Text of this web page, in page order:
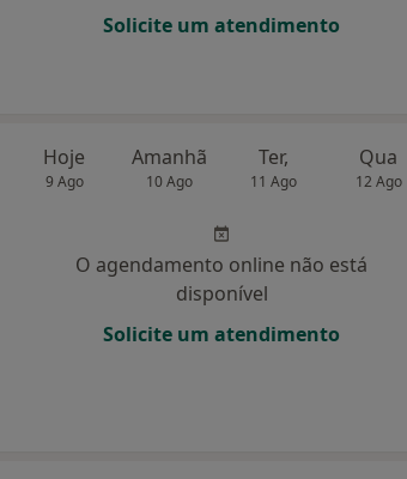
Solicite um atendimento
Hoje
9 Ago
Amanhã
10 Ago
Ter,
11 Ago
Qua
12 Ago
O agendamento online não está
disponível
Solicite um atendimento